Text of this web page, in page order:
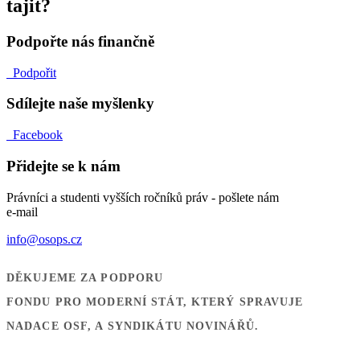
tajit?
Podpořte nás finančně
Podpořit
Sdílejte naše myšlenky
Facebook
Přidejte se k nám
Právníci a studenti vyšších ročníků práv - pošlete nám
e-mail
info@osops.cz
DĚKUJEME ZA PODPORU
FONDU PRO MODERNÍ STÁT, KTERÝ SPRAVUJE
NADACE OSF, A SYNDIKÁTU NOVINÁŘŮ.